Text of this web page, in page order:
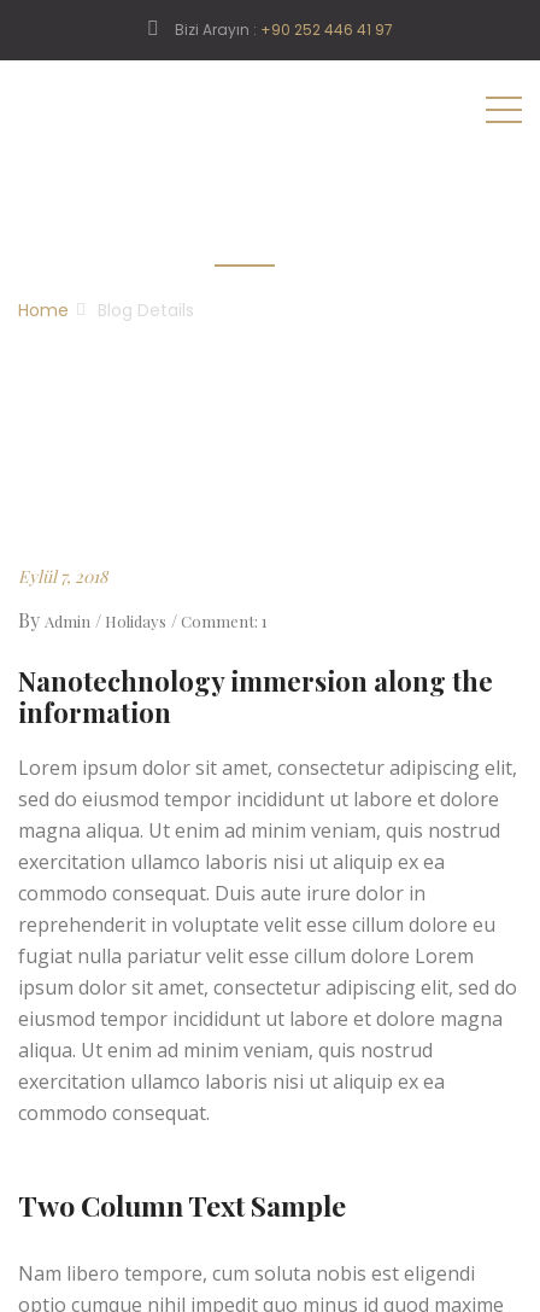
Bizi Arayın : +90 252 446 41 97
Home Blog Details
Eylül 7, 2018
By Admin Holidays Comment: 1
Nanotechnology immersion along the
information
Lorem ipsum dolor sit amet, consectetur adipiscing elit,
sed do eiusmod tempor incididunt ut labore et dolore
magna aliqua. Ut enim ad minim veniam, quis nostrud
exercitation ullamco laboris nisi ut aliquip ex ea
commodo consequat. Duis aute irure dolor in
reprehenderit in voluptate velit esse cillum dolore eu
fugiat nulla pariatur velit esse cillum dolore Lorem
ipsum dolor sit amet, consectetur adipiscing elit, sed do
eiusmod tempor incididunt ut labore et dolore magna
aliqua. Ut enim ad minim veniam, quis nostrud
exercitation ullamco laboris nisi ut aliquip ex ea
commodo consequat.
Two Column Text Sample
Nam libero tempore, cum soluta nobis est eligendi
optio cumque nihil impedit quo minus id quod maxime